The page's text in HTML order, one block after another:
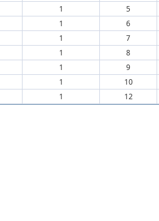
1
5
1
6
1
7
1
8
1
9
1
10
1 12